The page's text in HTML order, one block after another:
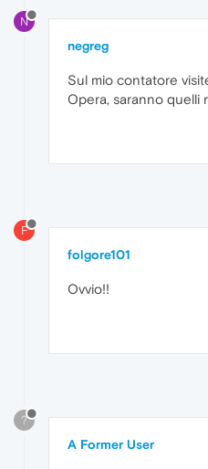
N
negreg
Sul mio contatore
Opera, saranno quelli
F
folgore101
Ovvio!!
?
A Former User